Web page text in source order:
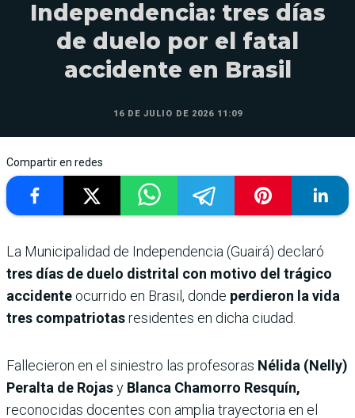
Independencia: tres días
de duelo por el fatal
accidente en Brasil
16 DE JULIO DE 2026 11:09
Compartir en redes
La Municipalidad de Independencia (Guairá) declaró
tres días de duelo distrital con motivo del trágico
accidente ocurrido en Brasil, donde perdieron la vida
tres compatriotasresidentes en dicha ciudad.
Fallecieron en el siniestro las profesoras Nélida (Nelly)
Peralta de Rojasy Blanca Chamorro Resquín,
reconocidas docentes con amplia trayectoria en el